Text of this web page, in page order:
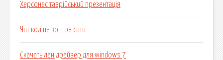
Херсонес таврійський презентація
Чит код на контра сити
Скачать лан драйвер для windows 7